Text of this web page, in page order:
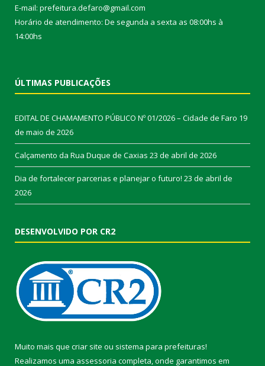
E-mail: prefeitura.defaro@gmail.com
Horário de atendimento: De segunda a sexta as 08:00hs à
14:00hs
ÚLTIMAS PUBLICAÇÕES
EDITAL DE CHAMAMENTO PÚBLICO Nº 01/2026 – Cidade de Faro 19
de maio de 2026
Calçamento da Rua Duque de Caxias 23 de abril de 2026
Dia de fortalecer parcerias e planejar o futuro! 23 de abril de
2026
DESENVOLVIDO POR CR2
Muito mais que criar site ou sistema para prefeituras!
Realizamos uma assessoria completa, onde garantimos em